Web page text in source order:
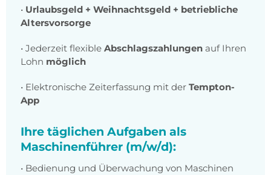
• Urlaubsgeld + Weihnachtsgeld + betriebliche
Altersvorsorge
• Jederzeit flexible Abschlagszahlungen auf Ihren
Lohn möglich
• Elektronische Zeiterfassung mit der Tempton-
App
Ihre täglichen Aufgaben als
Maschinenführer (m/w/d):
• Bedienung und Überwachung von Maschinen